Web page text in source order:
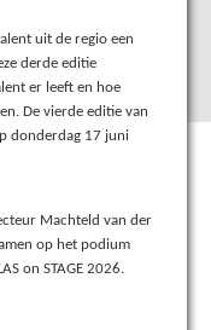
uit de regio een
derde editie
er leeft en hoe
De vierde editie van
donderdag 17 juni
Machteld van der
op het podium
on STAGE 2026.